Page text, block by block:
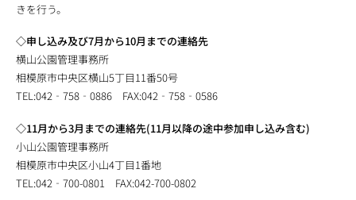
きを行う。
◇申し込み及び7月から10月までの連絡先
横山公園管理事務所
相模原市中央区横山5丁目11番50号
TEL:042‐758‐0886 FAX:042‐758‐0586
◇11月から3月までの連絡先(11月以降の途中参加申し込み含む)
小山公園管理事務所
相模原市中央区小山4丁目1番地
TEL:042‐700-0801 FAX:042-700-0802